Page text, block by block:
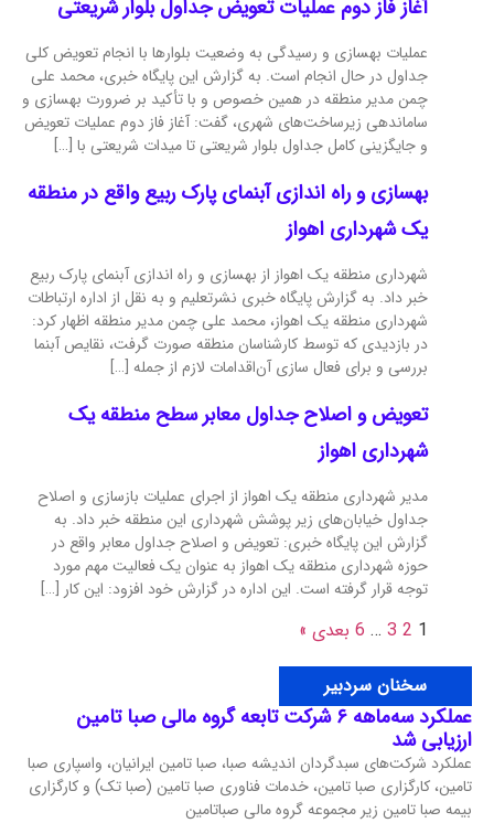
آغاز فاز دوم عملیات تعویض جداول بلوار شریعتی
عملیات بهسازی و رسیدگی به وضعیت بلوارها با انجام تعویض کلی
جداول در حال انجام است. به گزارش این پایگاه خبری، محمد علی
چمن مدیر منطقه در همین خصوص و با تأکید بر ضرورت بهسازی و
ساماندهی زیرساخت‌های شهری، گفت: آغاز فاز دوم عملیات‌ تعویض
و جایگزینی کامل جداول بلوار شریعتی تا میدات شریعتی با […]
بهسازی و راه اندازی آبنمای پارک ربیع واقع در منطقه
یک شهرداری اهواز
شهرداری منطقه یک اهواز از بهسازی و راه اندازی آبنمای پارک ربیع
خبر داد. به گزارش پایگاه خبری نشرتعلیم و به نقل از اداره ارتبا‌طات
شهرداری منطقه یک اهواز، محمد علی چمن مدیر منطقه اظهار کرد:
در بازدیدی که توسط کارشناسان منطقه صورت گرفت، نقایص آبنما
بررسی و برای فعال سازی آن‌اقدامات لازم از جمله […]
تعویض و اصلاح جداول معابر سطح منطقه یک
شهرداری اهواز
مدیر شهرداری منطقه یک اهواز از اجرای عملیات بازسازی و اصلاح
جداول خیابان‌های زیر پوشش شهرداری این منطقه خبر داد. به
گزارش این پایگاه خبری: تعویض و اصلاح جداول معابر واقع در
حوزه شهرداری منطقه یک اهواز به عنوان یک فعالیت مهم مورد
توجه قرار گرفته است. این اداره در گزارش خود افزود: این کار […]
1
2
3
…
6 بعدی »
سخنان سردبیر
عملکرد سه‌ماهه ۶ شرکت‌ تابعه گروه مالی صبا تامین
ارزیابی شد
عملکرد شرکت‌های سبدگردان اندیشه صبا، صبا تامین ایرانیان، واسپاری صبا
تامین، کارگزاری صبا تامین، خدمات فناوری صبا تامین (صبا تک) و کارگزاری
بیمه صبا تامین زیر مجموعه گروه مالی صباتامین